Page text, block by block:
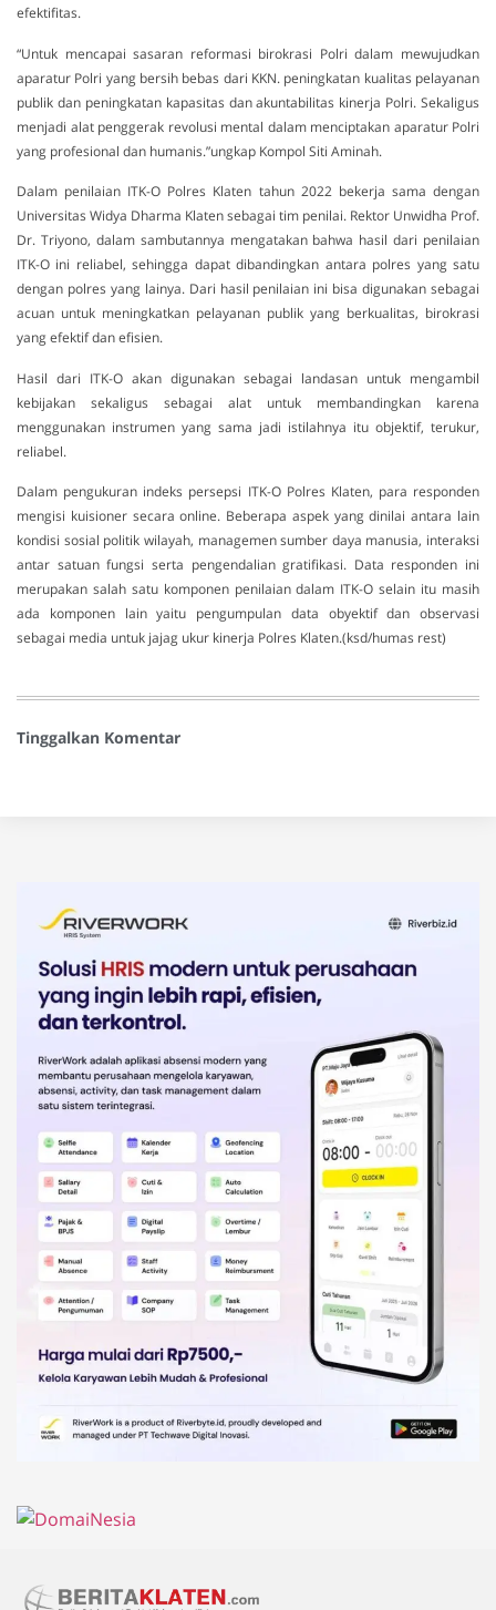
efektifitas.
“Untuk mencapai sasaran reformasi birokrasi Polri dalam mewujudkan
aparatur Polri yang bersih bebas dari KKN. peningkatan kualitas pelayanan
publik dan peningkatan kapasitas dan akuntabilitas kinerja Polri. Sekaligus
menjadi alat penggerak revolusi mental dalam menciptakan aparatur Polri
yang profesional dan humanis.”ungkap Kompol Siti Aminah.
Dalam penilaian ITK-O Polres Klaten tahun 2022 bekerja sama dengan
Universitas Widya Dharma Klaten sebagai tim penilai. Rektor Unwidha Prof.
Dr. Triyono, dalam sambutannya mengatakan bahwa hasil dari penilaian
ITK-O ini reliabel, sehingga dapat dibandingkan antara polres yang satu
dengan polres yang lainya. Dari hasil penilaian ini bisa digunakan sebagai
acuan untuk meningkatkan pelayanan publik yang berkualitas, birokrasi
yang efektif dan efisien.
Hasil dari ITK-O akan digunakan sebagai landasan untuk mengambil
kebijakan sekaligus sebagai alat untuk membandingkan karena
menggunakan instrumen yang sama jadi istilahnya itu objektif, terukur,
reliabel.
Dalam pengukuran indeks persepsi ITK-O Polres Klaten, para responden
mengisi kuisioner secara online. Beberapa aspek yang dinilai antara lain
kondisi sosial politik wilayah, managemen sumber daya manusia, interaksi
antar satuan fungsi serta pengendalian gratifikasi. Data responden ini
merupakan salah satu komponen penilaian dalam ITK-O selain itu masih
ada komponen lain yaitu pengumpulan data obyektif dan observasi
sebagai media untuk jajag ukur kinerja Polres Klaten.(ksd/humas rest)
Tinggalkan Komentar